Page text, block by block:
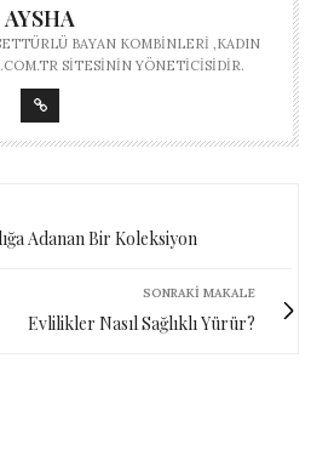
AYSHA
BAYAN KOMBINLERI ,KADIN
SITESININ YÖNETICISIDIR.
Adanan Bir Koleksiyon
SONRAKI MAKALE
Evlilikler Nasıl Sağlıklı Yürür?